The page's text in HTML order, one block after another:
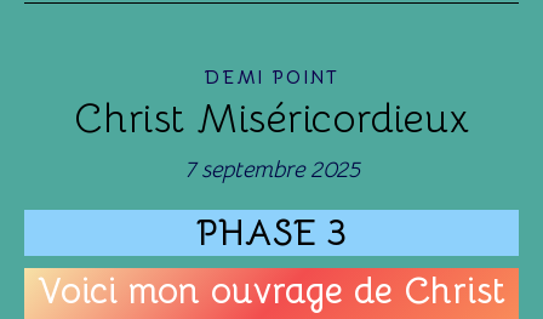
DEMI POINT
Christ Miséricordieux
7 septembre 2025
PHASE 3
Voici mon ouvrage de Christ